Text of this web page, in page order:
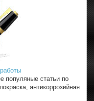
популяные статьи по
антикоррозийная